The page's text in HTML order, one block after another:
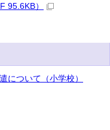
95.6KB）
ついて（小学校）